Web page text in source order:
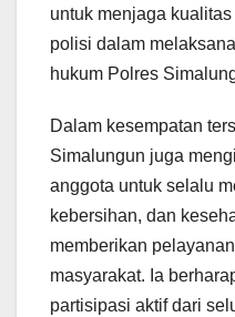
untuk menjaga
polisi dalam
hukum Polres
Dalam kesempatan
Simalungun juga
anggota untuk selalu
kebersihan, dan
memberikan
masyarakat. Ia
partisipasi aktif dari